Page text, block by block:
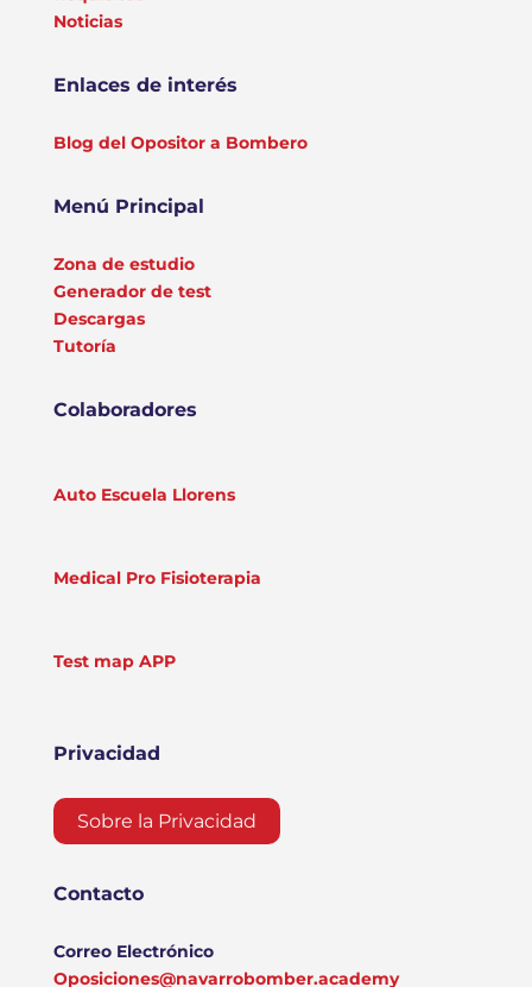
Noticias
Enlaces de interés
Blog del Opositor a Bombero
Menú Principal
Zona de estudio
Generador de test
Descargas
Tutoría
Colaboradores
Auto Escuela Llorens
Medical Pro Fisioterapia
Test map APP
Privacidad
Sobre la Privacidad
Contacto
Correo Electrónico
Oposiciones@navarrobomber.academy